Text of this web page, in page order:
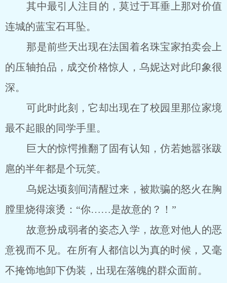
其中最引人注目的，莫过于耳垂上那对价值
连城的蓝宝石耳坠。
那是前些天出现在法国着名珠宝家拍卖会上
的压轴拍品，成交价格惊人，乌妮达对此印象很
深。
可此时此刻，它却出现在了校园里那位家境
最不起眼的同学手里。
巨大的惊愕推翻了固有认知，仿若她嚣张跋
扈的半年都是个玩笑。
乌妮达顷刻间清醒过来，被欺骗的怒火在胸
膛里烧得滚烫：“你……是故意的？！”
故意扮成弱者的姿态入学，故意对他人的恶
意视而不见。在所有人都信以为真的时候，又毫
不掩饰地卸下伪装，出现在落魄的群众面前。